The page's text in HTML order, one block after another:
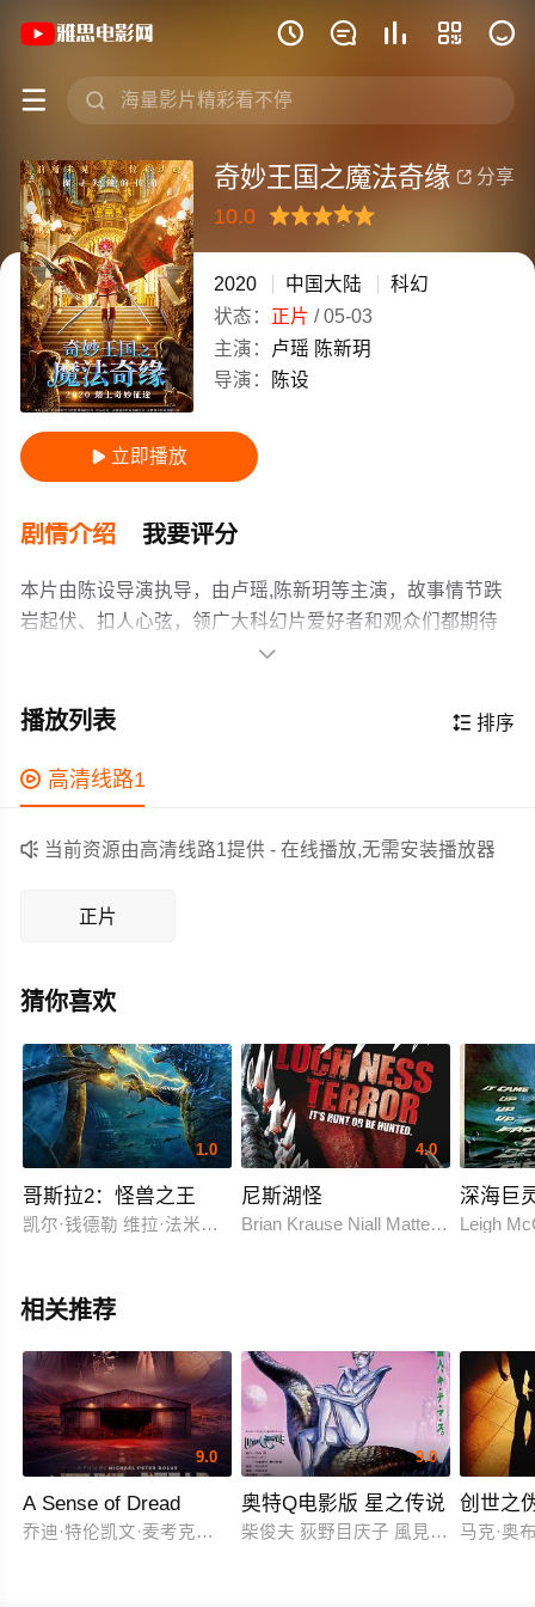
    
 
《奇妙王国之魔法奇缘》(2020)中国大
 分享
奇妙王国之魔法奇缘
10.0
很差较差还行推荐
力荐
2020 中国大陆
科幻
状态： 正片 /05-03
主演：
卢瑶 陈新玥
导演：
陈设
 立即播放
剧情介绍 我要评分
本片由陈设导演执导，由卢瑶,陈新玥等主演，故事情节跌
岩起伏、扣人心弦，领广大科幻片爱好者和观众们都期待
爱的公主，一天安瑟公主发现母后蕾娜女王被邪恶的魔法
中她与好友卡菲遭遇魔兽的攻击，并结识了精灵仙子纳塔
西亚和两位守护者风奇和雷奇，也得知了魔法宝石的秘
密，小公主安瑟将如何战胜了邪恶女王萨卡拉踏上拯救王
作为一部 上映的科幻电影，在当期同类题材影片中具有一
定的看点，在演员表现和剧情架构上也都有不错的亮点，
剧情紧凑，角色塑造鲜明，适合喜欢科幻类电影的观众观

 排序
播放列表
 高清线路1
 当前资源由高清线路1提供 - 在线播放,无需安装播放器
正片
猜你喜欢
1.0
哥斯拉2：怪兽之王
凯尔·钱德勒 维拉·法米加 米莉·波比·布朗 章子怡 渡边谦 布莱德
4.0
尼斯湖怪
Brian Krause Niall Matter Don S.
深海巨
Leigh
相关推荐
9.0
A Sense of Dread
乔迪·特伦凯文·麦考克尔虹膜
9.0
奥特Q电影版 星之传说
柴俊夫 荻野目庆子 風見しんご
创世之
马克·奥